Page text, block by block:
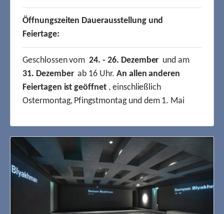
Öffnungszeiten Dauerausstellung und
Feiertage:
Geschlossen vom24. - 26. Dezember und am
31. Dezemberab 16 Uhr. An allen anderen
Feiertagen ist geöffnet, einschließlich
Ostermontag, Pfingstmontag und dem 1. Mai